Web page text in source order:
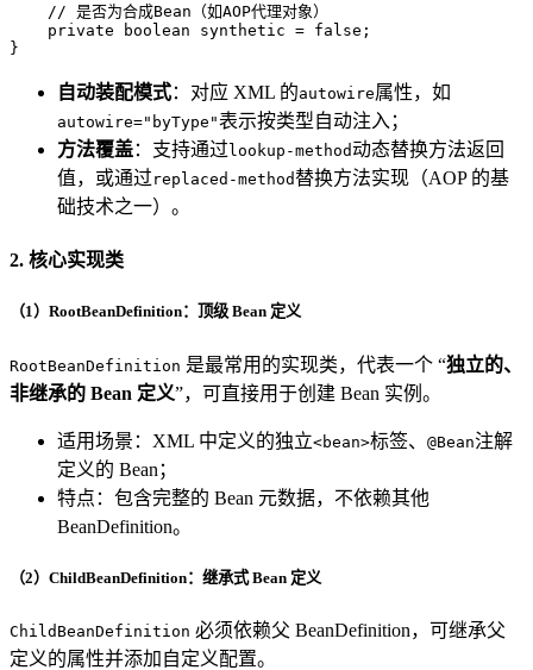
// 是否为合成Bean（如AOP代理对象）
private
boolean synthetic = false ;
}
自动装配模式：对应 XML 的autowire属性，如
autowire="byType"表示按类型自动注入；
方法覆盖：支持通过 lookup-method动态替换方法返回
值，或通过 replaced-method 替换方法实现（AOP 的基
础技术之一）。
2. 核心实现类
（1）RootBeanDefinition：顶级 Bean 定义
RootBeanDefinition 是最常用的实现类，代表一个 “独立的、
非继承的 Bean 定义”，可直接用于创建 Bean 实例。
适用场景：XML 中定义的独立<bean>标签、 @Bean注解
定义的 Bean；
特点：包含完整的 Bean 元数据，不依赖其他
BeanDefinition。
（2）ChildBeanDefinition：继承式 Bean 定义
ChildBeanDefinition 必须依赖父 BeanDefinition，可继承父
定义的属性并添加自定义配置。